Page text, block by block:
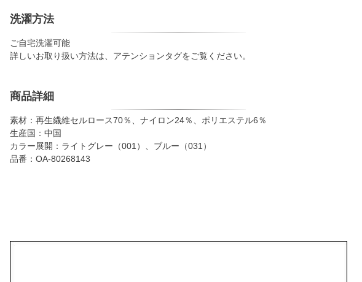
洗濯方法
ご自宅洗濯可能
詳しいお取り扱い方法は、アテンションタグをご覧ください。
商品詳細
素材：再生繊維セルロース70％、ナイロン24％、ポリエステル6％
生産国：中国
カラー展開：ライトグレー（001）、ブルー（031）
品番：OA-80268143